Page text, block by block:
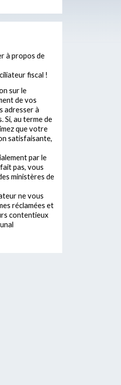
à propos de
fiscal !
sur le
de vos
adresser à
Si, au terme de
que votre
satisfaisante,
par le
pas, vous
ministères de
ne vous
réclamées et
contentieux